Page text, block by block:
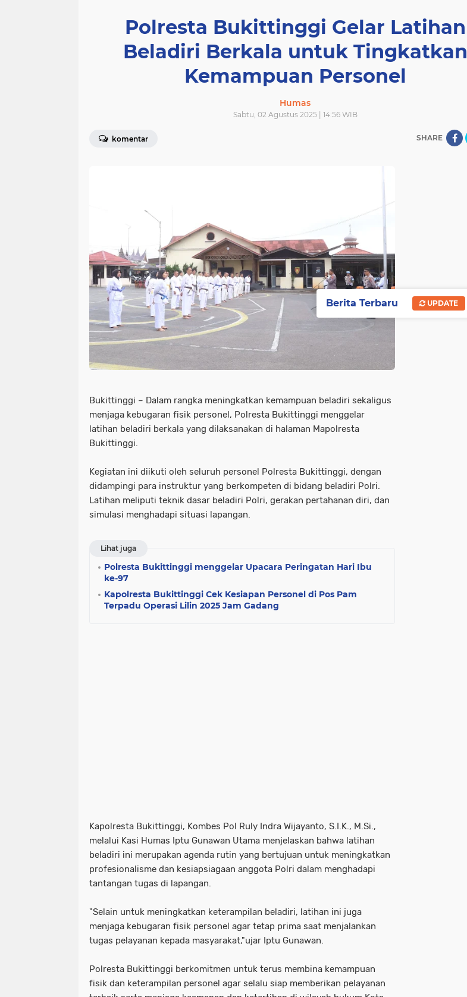
Polresta Bukittinggi Gelar Latihan
Beladiri Berkala untuk Tingkatkan
Kemampuan Personel
Humas
Sabtu, 02 Agustus 2025 | 14:56 WIB
komentar SHARE
Bukittinggi – Dalam rangka meningkatkan kemampuan beladiri sekaligus
menjaga kebugaran fisik personel, Polresta Bukittinggi menggelar
latihan beladiri berkala yang dilaksanakan di halaman Mapolresta
Bukittinggi.
Kegiatan ini diikuti oleh seluruh personel Polresta Bukittinggi, dengan
didampingi para instruktur yang berkompeten di bidang beladiri Polri.
Latihan meliputi teknik dasar beladiri Polri, gerakan pertahanan diri, dan
simulasi menghadapi situasi lapangan.
Lihat juga
Polresta Bukittinggi menggelar Upacara Peringatan Hari Ibu
ke-97
Kapolresta Bukittinggi Cek Kesiapan Personel di Pos Pam
Terpadu Operasi Lilin 2025 Jam Gadang
Kapolresta Bukittinggi, Kombes Pol Ruly Indra Wijayanto, S.I.K., M.Si.,
melalui Kasi Humas Iptu Gunawan Utama menjelaskan bahwa latihan
beladiri ini merupakan agenda rutin yang bertujuan untuk meningkatkan
profesionalisme dan kesiapsiagaan anggota Polri dalam menghadapi
tantangan tugas di lapangan.
"Selain untuk meningkatkan keterampilan beladiri, latihan ini juga
menjaga kebugaran fisik personel agar tetap prima saat menjalankan
tugas pelayanan kepada masyarakat,"ujar Iptu Gunawan.
Polresta Bukittinggi berkomitmen untuk terus membina kemampuan
fisik dan keterampilan personel agar selalu siap memberikan pelayanan
Berita Terbaru UPDATE